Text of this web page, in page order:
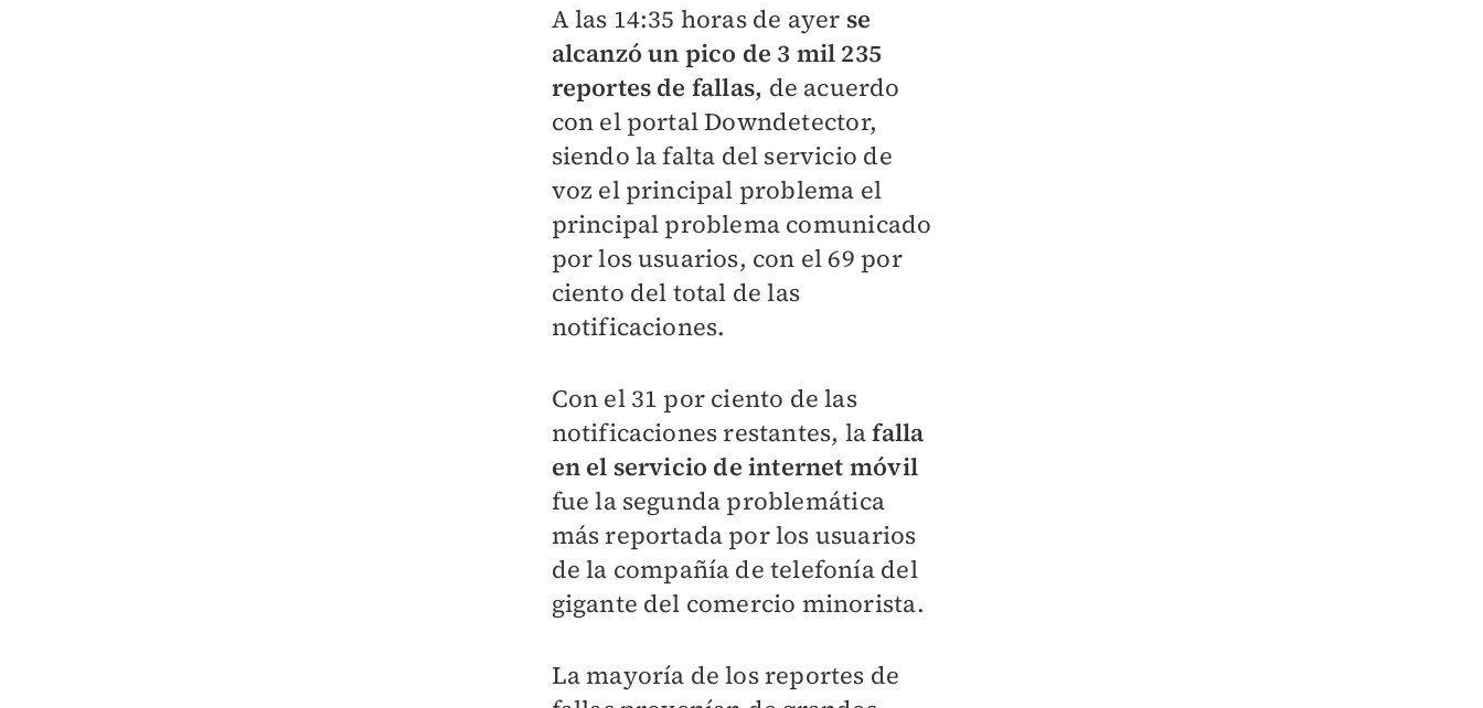
A las 14:35 horas de ayer se
alcanzó un pico de 3 mil 235
reportes de fallas, de acuerdo
con el portal Downdetector,
siendo la falta del servicio de
voz el principal problema el
principal problema comunicado
por los usuarios, con el 69 por
ciento del total de las
notificaciones.
Con el 31 por ciento de las
notificaciones restantes, lafalla
en el servicio de internet móvil
fue la segunda problemática
más reportada por los usuarios
de la compañía de telefonía del
gigante del comercio minorista.
La mayoría de los reportes de